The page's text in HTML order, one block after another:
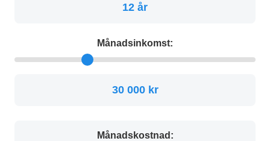
12 år
Månadsinkomst:
30 000 kr
Månadskostnad: